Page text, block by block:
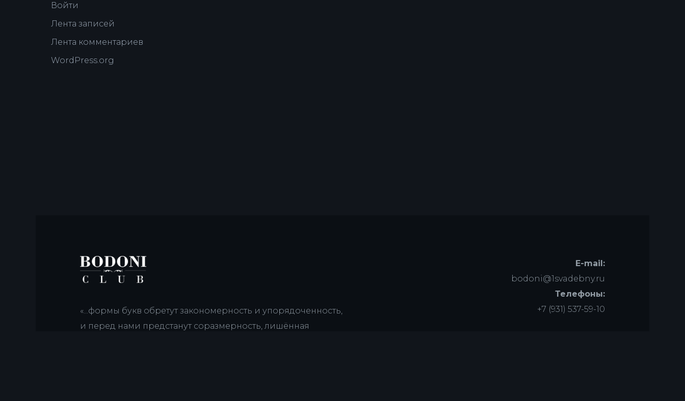
Войти
Лента записей
Лента комментариев
WordPress.org
«...формы букв обретут закономерность и упорядоченность,
и перед нами предстанут соразмерность, лишённая
E-mail:
bodoni@1svadebny.ru
Телефоны:
+7 (931) 537-59-10